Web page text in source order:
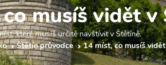
musíš vidět v
které musíš určitě navštívit v Štětíně.
Štětín průvodce 14 míst, co musíš